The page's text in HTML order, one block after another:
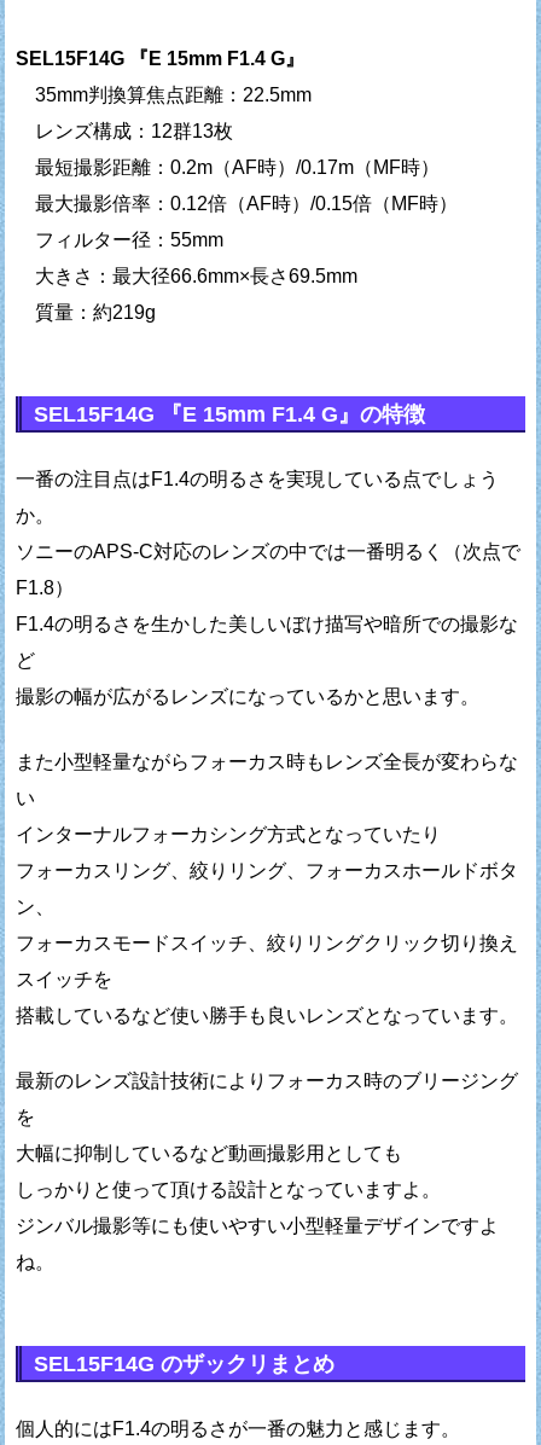
SEL15F14G 『E 15mm F1.4 G』
35mm判換算焦点距離：22.5mm
レンズ構成：12群13枚
最短撮影距離：0.2m（AF時）/0.17m（MF時）
最大撮影倍率：0.12倍（AF時）/0.15倍（MF時）
フィルター径：55mm
大きさ：最大径66.6mm×長さ69.5mm
質量：約219g
SEL15F14G 『E 15mm F1.4 G』の特徴
一番の注目点はF1.4の明るさを実現している点でしょう
か。
ソニーのAPS-C対応のレンズの中では一番明るく（次点で
F1.8）
F1.4の明るさを生かした美しいぼけ描写や暗所での撮影な
ど
撮影の幅が広がるレンズになっているかと思います。
また小型軽量ながらフォーカス時もレンズ全長が変わらな
い
インターナルフォーカシング方式となっていたり
フォーカスリング、絞りリング、フォーカスホールドボタ
ン、
フォーカスモードスイッチ、絞りリングクリック切り換え
スイッチを
搭載しているなど使い勝手も良いレンズとなっています。
最新のレンズ設計技術によりフォーカス時のブリージング
を
大幅に抑制しているなど動画撮影用としても
しっかりと使って頂ける設計となっていますよ。
ジンバル撮影等にも使いやすい小型軽量デザインですよ
ね。
SEL15F14G のザックリまとめ
個人的にはF1.4の明るさが一番の魅力と感じます。